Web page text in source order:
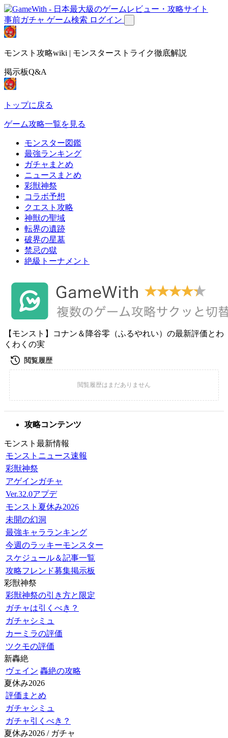
事前ガチャ ゲーム検索 ログイン
モンスト攻略wiki | モンスターストライク徹底解説
掲示板Q&A
トップに戻る
ゲーム攻略一覧を見る
モンスター図鑑
最強ランキング
ガチャまとめ
ニュースまとめ
彩獣神祭
コラボ予想
クエスト攻略
神獣の聖域
転界の遺跡
破界の星墓
禁忌の獄
絶級トーナメント
【モンスト】コナン＆降谷零（ふるやれい）の最新評価とわ
くわくの実
攻略コンテンツ
モンスト最新情報
モンストニュース速報
彩獣神祭
アゲインガチャ
Ver.32.0アプデ
モンスト夏休み2026
未開の幻洞
最強キャラランキング
今週のラッキーモンスター
スケジュール＆記事一覧
攻略フレンド募集掲示板
彩獣神祭
彩獣神祭の引き方と限定
ガチャは引くべき？
ガチャシミュ
カーミラの評価
ツクモの評価
新轟絶
ヴェイン 轟絶の攻略
夏休み2026
評価まとめ
ガチャシミュ
ガチャ引くべき？
夏休み2026 / ガチャ